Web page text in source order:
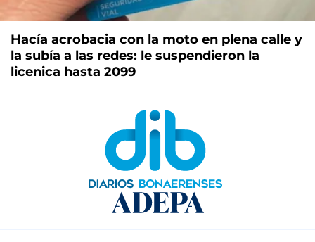
Hacía acrobacia con la moto en plena calle y
la subía a las redes: le suspendieron la
licenica hasta 2099